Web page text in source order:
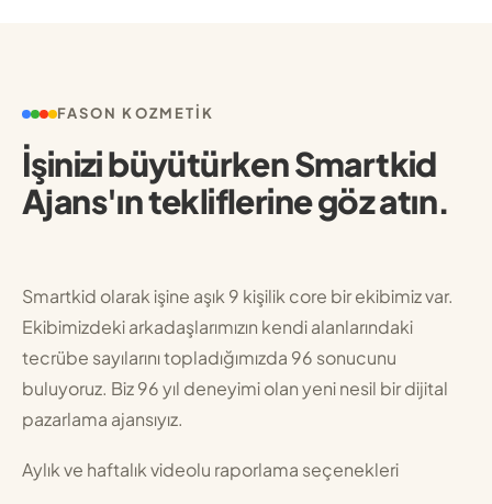
FASON KOZMETIK
İşinizi büyütürken Smartkid
Ajans'ın tekliflerine göz atın.
Smartkid olarak işine aşık 9 kişilik core bir ekibimiz var.
Ekibimizdeki arkadaşlarımızın kendi alanlarındaki
tecrübe sayılarını topladığımızda 96 sonucunu
buluyoruz. Biz 96 yıl deneyimi olan yeni nesil bir dijital
pazarlama ajansıyız.
Aylık ve haftalık videolu raporlama seçenekleri